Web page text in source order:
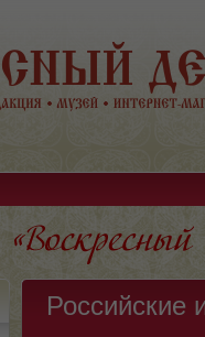
Российские